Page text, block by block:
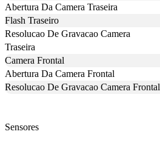
Abertura Da Camera Traseira
Flash Traseiro
Resolucao De Gravacao Camera
Traseira
Camera Frontal
Abertura Da Camera Frontal
Resolucao De Gravacao Camera Frontal
Sensores